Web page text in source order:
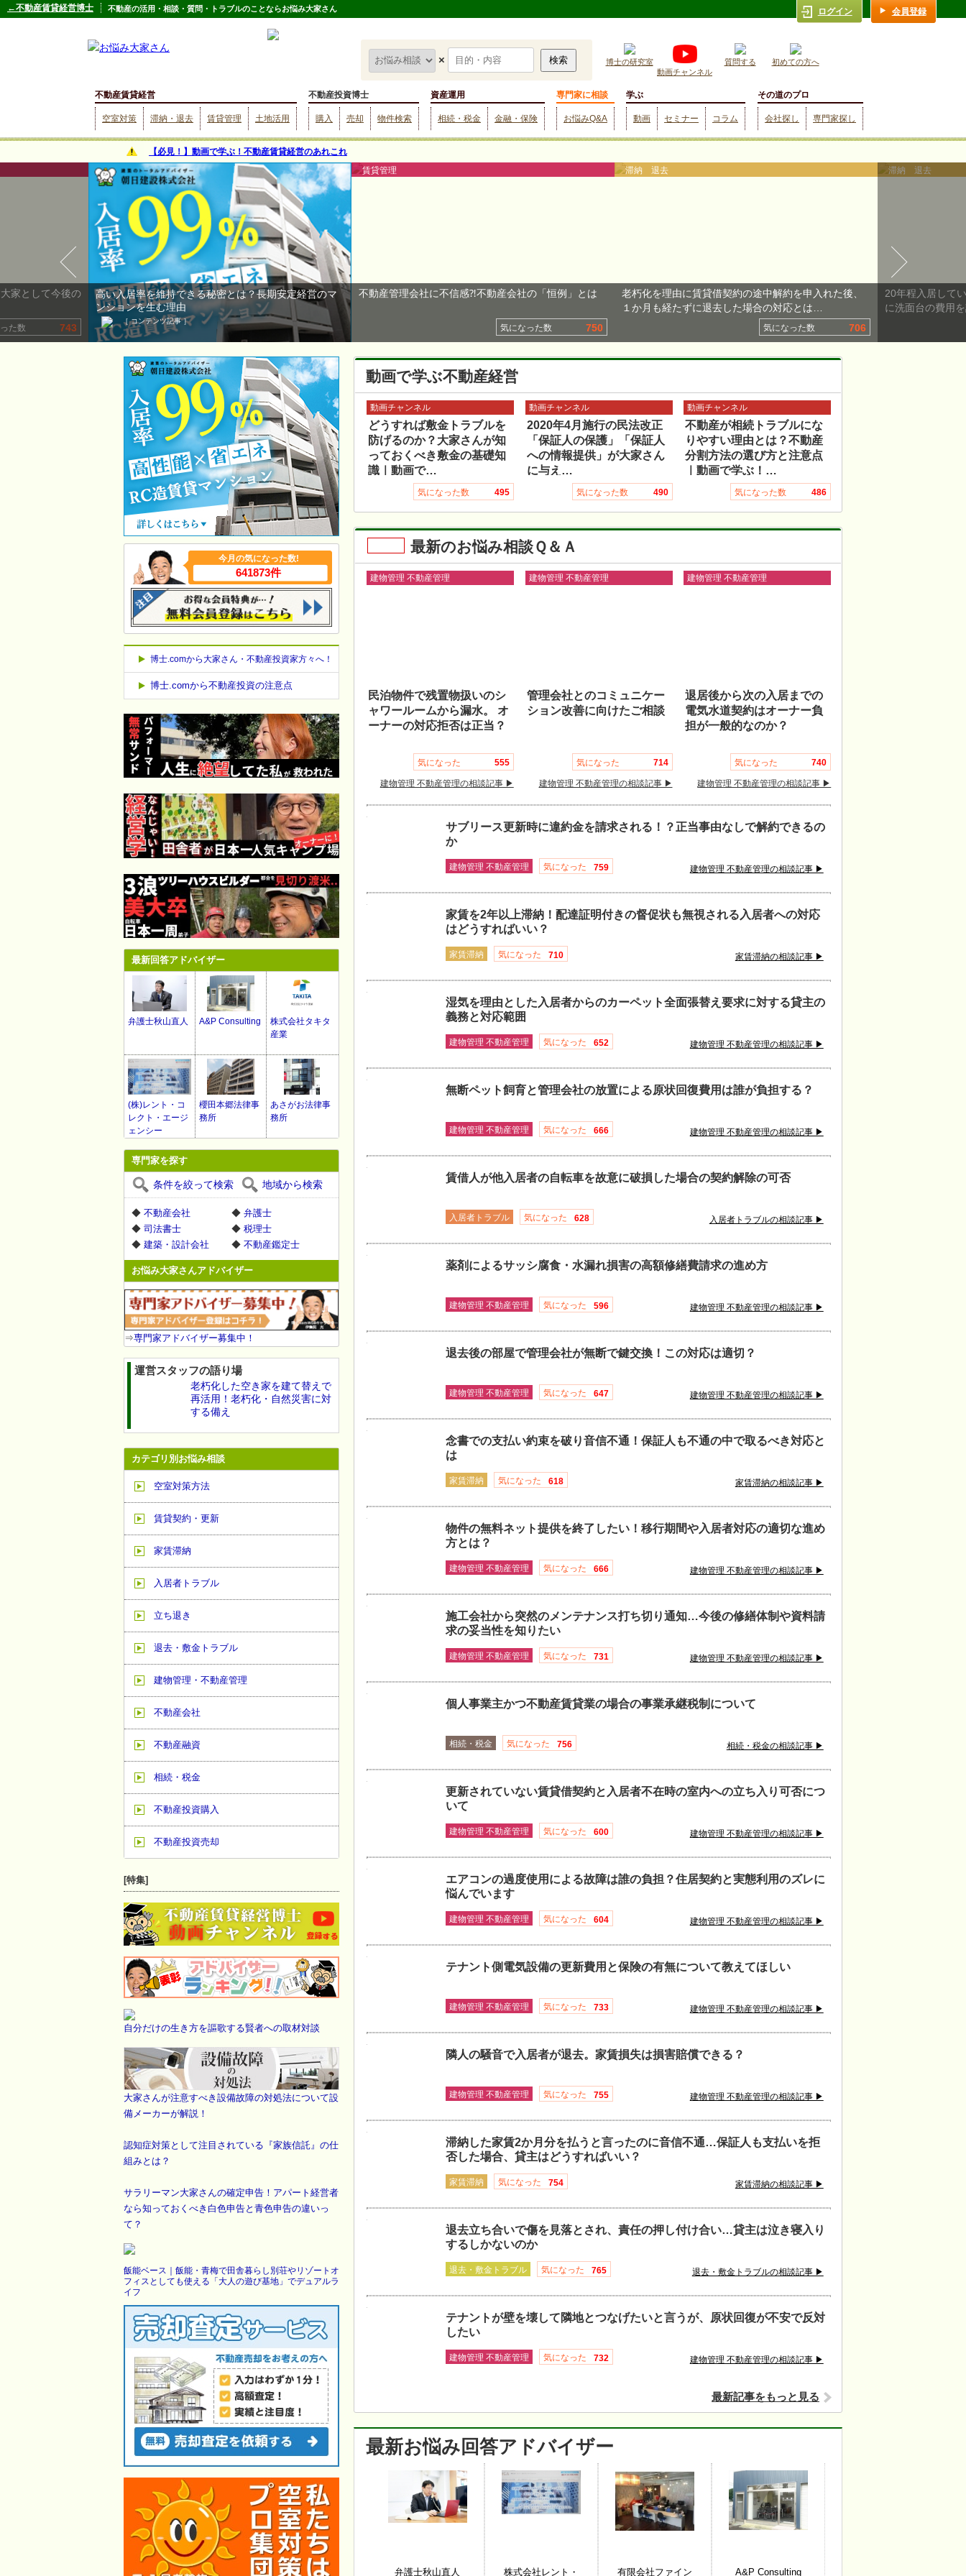
不動産の活用・相談・質問・トラブルのことならお悩み大家さん
×
博士の研究室
動画チャンネル
質問する 初めての方へ
不動産賃貸経営
空室対策 滞納・退去 賃貸管理 土地活用
不動産投資博士
購入 売却 物件検索
資産運用
相続・税金 金融・保険
専門家に相談
お悩みQ&A
学ぶ
動画 セミナー コラム
その道のプロ
会社探し 専門家探し
←不動産賃貸経営博士 ログイン 会員登録
【必見！】動画で学ぶ！不動産賃貸経営のあれこれ
た数 743
家として今後の
賃貸管理
気になった数 750
不動産管理会社に不信感⁈不動産会社の「恒例」とは
滞納 退去
気になった数 706
老朽化を理由に賃貸借契約の途中解約を申入れた後、
１か月も経たずに退去した場合の対応とは…
滞納 退去
20年程入居して
に洗面台の費用
動画で学ぶ不動産経営
動画チャンネル
どうすれば敷金トラブルを
防げるのか？大家さんが知
っておくべき敷金の基礎知
識｜動画で…
気になった数 495
動画チャンネル
2020年4月施行の民法改正
「保証人の保護」「保証人
への情報提供」が大家さん
に与え…
気になった数 490
動画チャンネル
不動産が相続トラブルにな
りやすい理由とは？不動産
分割方法の選び方と注意点
｜動画で学ぶ！…
気になった数 486
最新のお悩み相談Ｑ＆Ａ
建物管理 不動産管理
民泊物件で残置物扱いのシ
ャワールームから漏水。 オ
ーナーの対応拒否は正当？
気になった 555
建物管理 不動産管理の相談記事 ▶
建物管理 不動産管理
管理会社とのコミュニケー
ション改善に向けたご相談
気になった 714
建物管理 不動産管理の相談記事 ▶
建物管理 不動産管理
退居後から次の入居までの
電気水道契約はオーナー負
担が一般的なのか？
気になった 740
建物管理 不動産管理の相談記事 ▶
サブリース更新時に違約金を請求される！？正当事由なしで解約できるの
か
建物管理 不動産管理 気になった 759 建物管理 不動産管理の相談記事 ▶
家賃を2年以上滞納！配達証明付きの督促状も無視される入居者への対応
はどうすればいい？
家賃滞納 気になった 710 家賃滞納の相談記事 ▶
湿気を理由とした入居者からのカーペット全面張替え要求に対する貸主の
義務と対応範囲
建物管理 不動産管理 気になった 652 建物管理 不動産管理の相談記事 ▶
無断ペット飼育と管理会社の放置による原状回復費用は誰が負担する？
建物管理 不動産管理 気になった 666 建物管理 不動産管理の相談記事 ▶
賃借人が他入居者の自転車を故意に破損した場合の契約解除の可否
入居者トラブル 気になった 628 入居者トラブルの相談記事 ▶
薬剤によるサッシ腐食・水漏れ損害の高額修繕費請求の進め方
建物管理 不動産管理 気になった 596 建物管理 不動産管理の相談記事 ▶
退去後の部屋で管理会社が無断で鍵交換！この対応は適切？
建物管理 不動産管理 気になった 647 建物管理 不動産管理の相談記事 ▶
念書での支払い約束を破り音信不通！保証人も不通の中で取るべき対応と
は
家賃滞納 気になった 618 家賃滞納の相談記事 ▶
物件の無料ネット提供を終了したい！移行期間や入居者対応の適切な進め
方とは？
建物管理 不動産管理 気になった 666 建物管理 不動産管理の相談記事 ▶
施工会社から突然のメンテナンス打ち切り通知…今後の修繕体制や資料請
求の妥当性を知りたい
建物管理 不動産管理 気になった 731 建物管理 不動産管理の相談記事 ▶
個人事業主かつ不動産賃貸業の場合の事業承継税制について
相続・税金 気になった 756 相続・税金の相談記事 ▶
更新されていない賃貸借契約と入居者不在時の室内への立ち入り可否につ
いて
建物管理 不動産管理 気になった 600 建物管理 不動産管理の相談記事 ▶
エアコンの過度使用による故障は誰の負担？住居契約と実態利用のズレに
悩んでいます
建物管理 不動産管理 気になった 604 建物管理 不動産管理の相談記事 ▶
テナント側電気設備の更新費用と保険の有無について教えてほしい
建物管理 不動産管理 気になった 733 建物管理 不動産管理の相談記事 ▶
隣人の騒音で入居者が退去。家賃損失は損害賠償できる？
建物管理 不動産管理 気になった 755 建物管理 不動産管理の相談記事 ▶
滞納した家賃2か月分を払うと言ったのに音信不通…保証人も支払いを拒
否した場合、貸主はどうすればいい？
家賃滞納 気になった 754 家賃滞納の相談記事 ▶
退去立ち合いで傷を見落とされ、責任の押し付け合い…貸主は泣き寝入り
するしかないのか
退去・敷金トラブル 気になった 765 退去・敷金トラブルの相談記事 ▶
テナントが壁を壊して隣地とつなげたいと言うが、原状回復が不安で反対
したい
建物管理 不動産管理 気になった 732 建物管理 不動産管理の相談記事 ▶
最新記事をもっと見る
最新お悩み回答アドバイザー
弁護士秋山直人 株式会社レント・ 有限会社ファイン A&P Consulting
今月の気になった数!
641873件
博士.comから大家さん・不動産投資家方々へ！
博士.comから不動産投資の注意点
最新回答アドバイザー
弁護士秋山直人 A&P Consulting
株式会社タキタ
産業
(株)レント・コ
レクト・エージ
ェンシー
櫻田本郷法律事
務所
あさがお法律事
務所
専門家を探す
条件を絞って検索 地域から検索
◆ 不動産会社 ◆ 弁護士
◆ 司法書士 ◆ 税理士
◆ 建築・設計会社 ◆ 不動産鑑定士
お悩み大家さんアドバイザー
⇒専門家アドバイザー募集中！
運営スタッフの語り場
老朽化した空き家を建て替えで
再活用！老朽化・自然災害に対
する備え
カテゴリ別お悩み相談
空室対策方法
賃貸契約・更新
家賃滞納
入居者トラブル
立ち退き
退去・敷金トラブル
建物管理・不動産管理
不動産会社
不動産融資
相続・税金
不動産投資購入
不動産投資売却
[特集]
自分だけの生き方を謳歌する賢者への取材対談
大家さんが注意すべき設備故障の対処法について設
備メーカーが解説！
認知症対策として注目されている『家族信託』の仕
組みとは？
サラリーマン大家さんの確定申告！アパート経営者
なら知っておくべき白色申告と青色申告の違いっ
て？
飯能ベース｜飯能・青梅で田舎暮らし別荘やリゾートオ
フィスとしても使える「大人の遊び基地」でデュアルラ
イフ